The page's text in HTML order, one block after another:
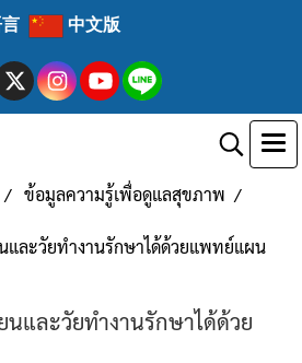
中文版
ข้อมูลความรู้เพื่อดูแลสุขภาพ
และวัยทำงานรักษาได้ด้วยแพทย์แผน
นและวัยทำงานรักษาได้ด้วย